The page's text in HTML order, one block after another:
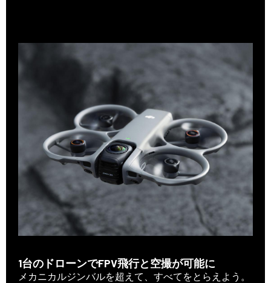
1台のドローンでFPV飛行と空撮が可能に
メカニカルジンバルを超えて、すべてをとらえよう。